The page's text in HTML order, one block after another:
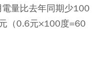
量比去年同期少100
（0.6元×100度=60